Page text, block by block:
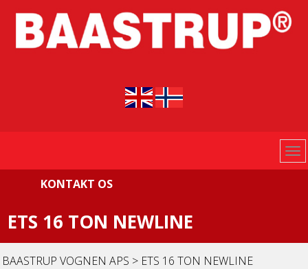
KONTAKT OS
ETS 16 TON NEWLINE
BAASTRUP VOGNEN APS > ETS 16 TON NEWLINE